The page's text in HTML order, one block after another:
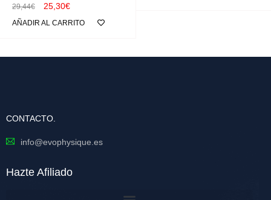
29,44€ 25,30€
AÑADIR AL CARRITO
CONTACTO.
info@evophysique.es
Hazte Afiliado